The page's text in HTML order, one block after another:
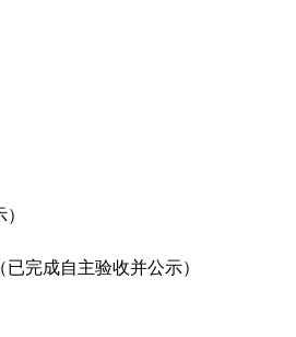
完成自主验收并公示）